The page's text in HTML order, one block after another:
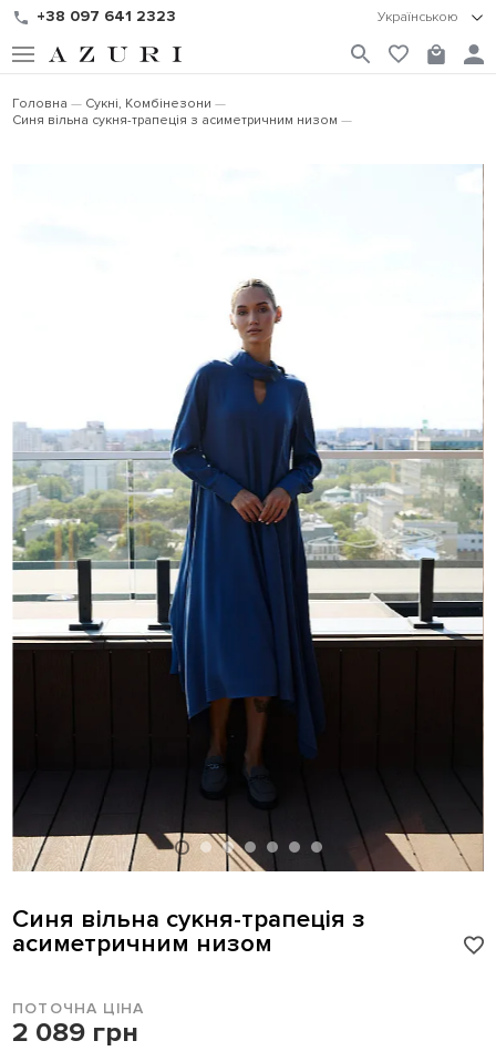
+38 097 641 2323 Українською
Головна
Сукні, Комбінезони
Синя вільна сукня-трапеція з асиметричним низом
Синя вільна сукня-трапеція з
асиметричним низом
ПОТОЧНА ЦІНА
2 089 грн